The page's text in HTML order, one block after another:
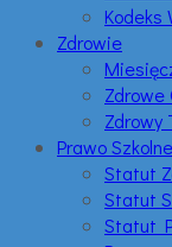
Kodeks
Zdrowie
Zdrowe
Zdrowy
Prawo Szkolne
Statut
Statut
Statut